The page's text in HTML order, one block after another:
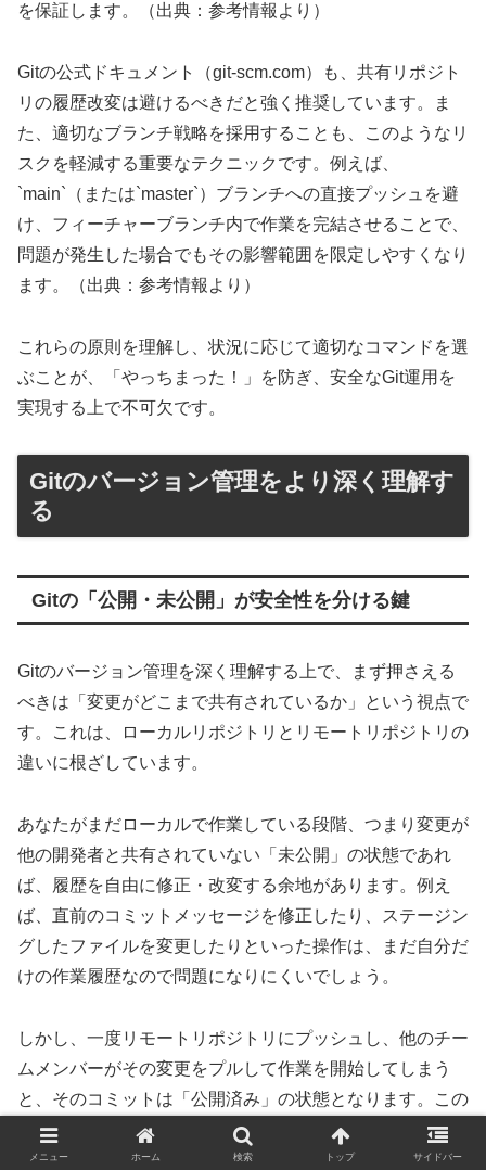
を保証します。（出典：参考情報より）
Gitの公式ドキュメント（git-scm.com）も、共有リポジト
リの履歴改変は避けるべきだと強く推奨しています。ま
た、適切なブランチ戦略を採用することも、このようなリ
スクを軽減する重要なテクニックです。例えば、
`main`（または`master`）ブランチへの直接プッシュを避
け、フィーチャーブランチ内で作業を完結させることで、
問題が発生した場合でもその影響範囲を限定しやすくなり
ます。（出典：参考情報より）
これらの原則を理解し、状況に応じて適切なコマンドを選
ぶことが、「やっちまった！」を防ぎ、安全なGit運用を
実現する上で不可欠です。
Gitのバージョン管理をより深く理解す
る
Gitの「公開・未公開」が安全性を分ける鍵
Gitのバージョン管理を深く理解する上で、まず押さえる
べきは「変更がどこまで共有されているか」という視点で
す。これは、ローカルリポジトリとリモートリポジトリの
違いに根ざしています。
あなたがまだローカルで作業している段階、つまり変更が
他の開発者と共有されていない「未公開」の状態であれ
ば、履歴を自由に修正・改変する余地があります。例え
ば、直前のコミットメッセージを修正したり、ステージン
グしたファイルを変更したりといった操作は、まだ自分だ
けの作業履歴なので問題になりにくいでしょう。
しかし、一度リモートリポジトリにプッシュし、他のチー
ムメンバーがその変更をプルして作業を開始してしまう
と、そのコミットは「公開済み」の状態となります。この
段階で履歴を改変（例えば、過去のコミットを削除した
り、内容を書き換えたり）すると、他のメンバーのリポジ
メニュー ホーム 検索 トップ サイドバー